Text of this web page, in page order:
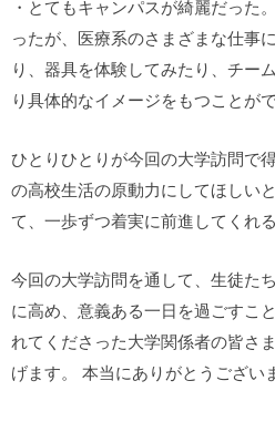
・とてもキャンパスが綺麗だった
ったが、医療系のさまざまな仕事
り、器具を体験してみたり、チー
り具体的なイメージをもつことがで
ひとりひとりが今回の大学訪問で
の高校生活の原動力にしてほしい
て、一歩ずつ着実に前進してくれ
今回の大学訪問を通して、生徒た
に高め、意義ある一日を過ごすこ
れてくださった大学関係者の皆さ
げます。 本当にありがとうござい